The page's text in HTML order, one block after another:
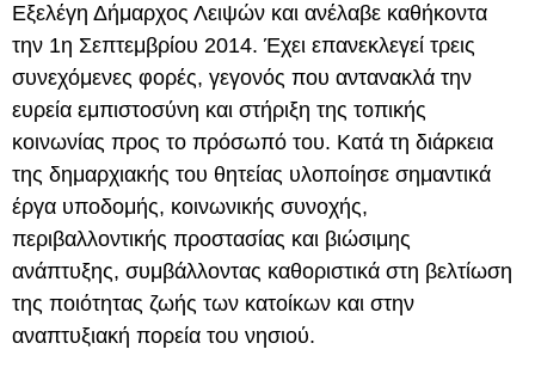
Εξελέγη Δήμαρχος Λειψών και ανέλαβε καθήκοντα
την 1η Σεπτεμβρίου 2014. Έχει επανεκλεγεί τρεις
συνεχόμενες φορές, γεγονός που αντανακλά την
ευρεία εμπιστοσύνη και στήριξη της τοπικής
κοινωνίας προς το πρόσωπό του. Κατά τη διάρκεια
της δημαρχιακής του θητείας υλοποίησε σημαντικά
έργα υποδομής, κοινωνικής συνοχής,
περιβαλλοντικής προστασίας και βιώσιμης
ανάπτυξης, συμβάλλοντας καθοριστικά στη βελτίωση
της ποιότητας ζωής των κατοίκων και στην
αναπτυξιακή πορεία του νησιού.